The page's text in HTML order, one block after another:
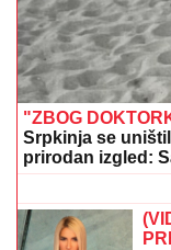
STRAVIČNA
se da ima
Hitne pomoći
da
U